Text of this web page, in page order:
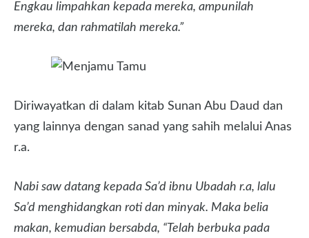
Engkau limpahkan kepada mereka, ampunilah
mereka, dan rahmatilah mereka.”
Diriwayatkan di dalam kitab Sunan Abu Daud dan
yang lainnya dengan sanad yang sahih melalui Anas
r.a.
Nabi saw datang kepada Sa’d ibnu Ubadah r.a, lalu
Sa’d menghidangkan roti dan minyak. Maka belia
makan, kemudian bersabda, “Telah berbuka pada